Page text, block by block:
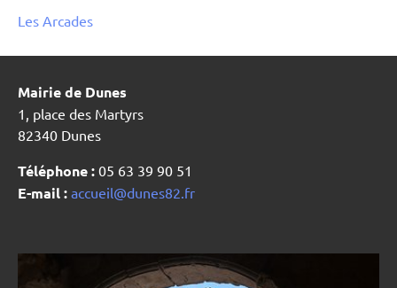
Les Arcades
Mairie de Dunes
1, place des Martyrs
82340 Dunes
Téléphone : 05 63 39 90 51
E-mail : accueil@dunes82.fr